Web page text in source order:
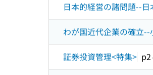
日本的経営の諸問題--
わが国近代企業の確立--
証券投資管理<特集> p2